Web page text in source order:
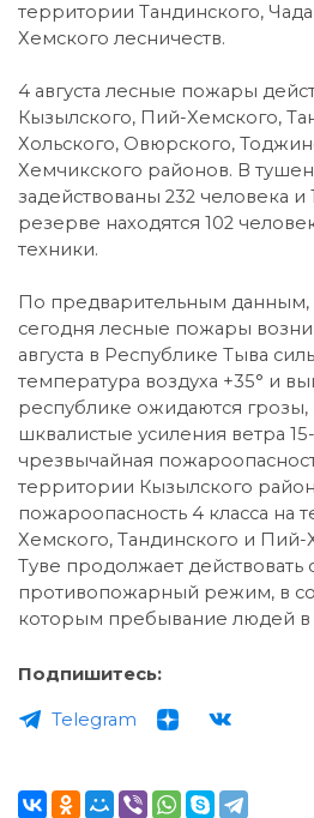
территории Тандинского,
Хемского лесничеств.
4 августа лесные пожары
Кызылского, Пий-Хемского,
Хольского, Овюрского,
Хемчикского районов. В
задействованы 232 человека
резерве находятся 102
техники.
По предварительным данным,
сегодня лесные пожары
августа в Республике Тыва
температура воздуха +35° и
республике ожидаются грозы,
шквалистые усиления ветра
чрезвычайная
территории Кызылского
пожароопасность 4 класса на
Хемского, Тандинского и
Туве продолжает действовать
противопожарный режим, в
которым пребывание людей в
Подпишитесь:
Telegram